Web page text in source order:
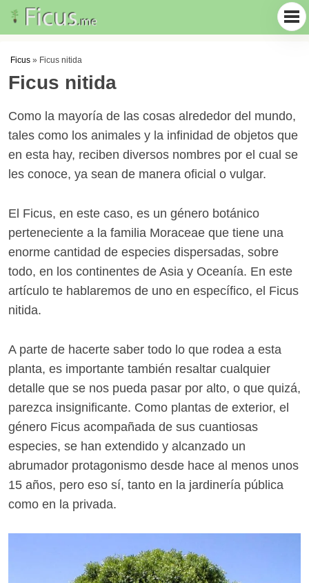
Ficus » Ficus nitida
Ficus nitida
Como la mayoría de las cosas alrededor del mundo,
tales como los animales y la infinidad de objetos que
en esta hay, reciben diversos nombres por el cual se
les conoce, ya sean de manera oficial o vulgar.
El Ficus, en este caso, es un género botánico
perteneciente a la familia Moraceae que tiene una
enorme cantidad de especies dispersadas, sobre
todo, en los continentes de Asia y Oceanía. En este
artículo te hablaremos de uno en específico, el Ficus
nitida.
A parte de hacerte saber todo lo que rodea a esta
planta, es importante también resaltar cualquier
detalle que se nos pueda pasar por alto, o que quizá,
parezca insignificante. Como plantas de exterior, el
género Ficus acompañada de sus cuantiosas
especies, se han extendido y alcanzado un
abrumador protagonismo desde hace al menos unos
15 años, pero eso sí, tanto en la jardinería pública
como en la privada.